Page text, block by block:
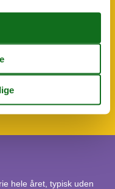
Satellit, tyske tv-kanaler
hele året, typisk uden